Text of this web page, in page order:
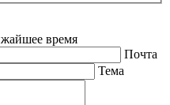
время
Почта
Тема